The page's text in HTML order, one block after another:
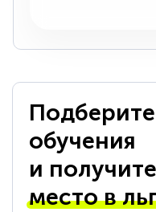
обучения
и получите
место в